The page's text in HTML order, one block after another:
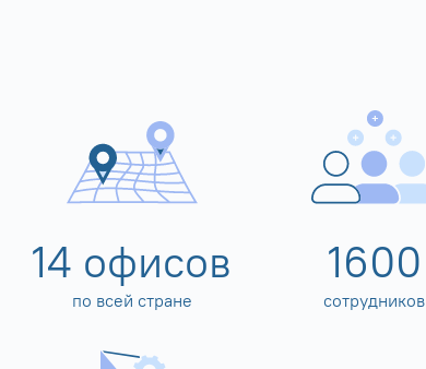
14 офисов
по всей стране
1600
сотрудников